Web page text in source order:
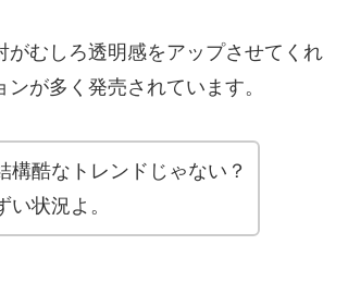
むしろ透明感をアップさせてくれ
が多く発売されています。
酷なトレンドじゃない？
状況よ。